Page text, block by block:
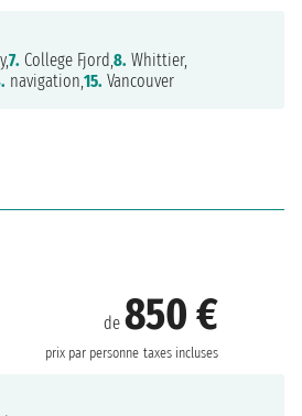
7. College Fjord,8. Whittier,
navigation,15. Vancouver
de850 €
prix par personne taxes incluses